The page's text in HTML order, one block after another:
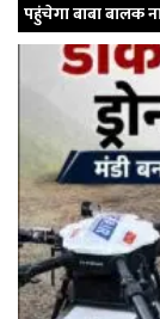
पहुंचेगा बाबा बालक